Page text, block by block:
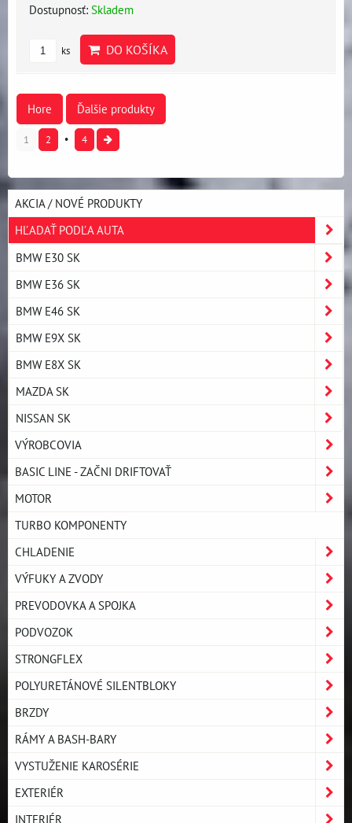
Dostupnosť: Skladem
ks DO KOŠÍKA
Hore Ďalšie produkty
1 2 4
AKCIA / NOVÉ PRODUKTY
HĽADAŤ PODĽA AUTA
BMW E30 SK
BMW E36 SK
BMW E46 SK
BMW E9X SK
BMW E8X SK
MAZDA SK
NISSAN SK
VÝROBCOVIA
BASIC LINE - ZAČNI DRIFTOVAŤ
MOTOR
TURBO KOMPONENTY
CHLADENIE
VÝFUKY A ZVODY
PREVODOVKA A SPOJKA
PODVOZOK
STRONGFLEX
POLYURETÁNOVÉ SILENTBLOKY
BRZDY
RÁMY A BASH-BARY
VYSTUŽENIE KAROSÉRIE
EXTERIÉR
INTERIÉR